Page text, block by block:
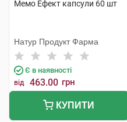
Мемо Ефект капсули 60 шт
Натур Продукт Фарма
Є в наявності
від 463.00 грн
КУПИТИ